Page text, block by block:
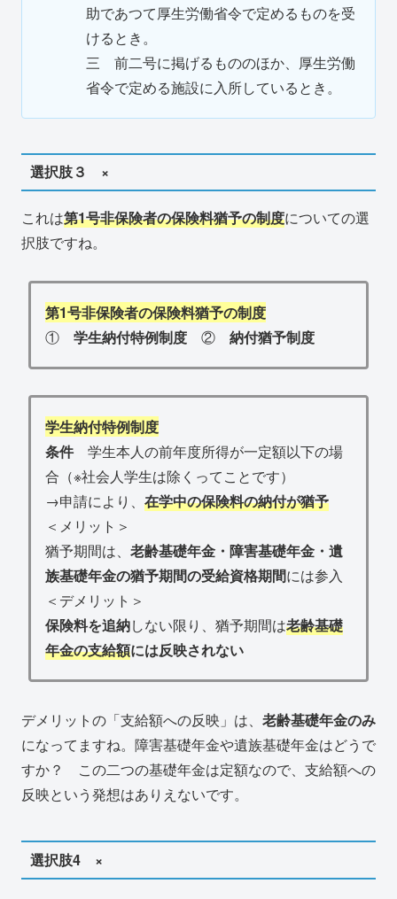
助であつて厚生労働省令で定めるものを受
けるとき。
三 前二号に掲げるもののほか、厚生労働
省令で定める施設に入所しているとき。
選択肢３ ×
これは第1号非保険者の保険料猶予の制度についての選
択肢ですね。
第1号非保険者の保険料猶予の制度
① 学生納付特例制度 ② 納付猶予制度
学生納付特例制度
条件学生本人の前年度所得が一定額以下の場
合（※社会人学生は除くってことです）
→申請により、 在学中の保険料の納付が猶予
＜メリット＞
猶予期間は、 老齢基礎年金・障害基礎年金・遺
族基礎年金の猶予期間の受給資格期間には参入
＜デメリット＞
保険料を追納しない限り、猶予期間は老齢基礎
年金の支給額には反映されない
デメリットの「支給額への反映」は、 老齢基礎年金のみ
になってますね。障害基礎年金や遺族基礎年金はどうで
すか？ この二つの基礎年金は定額なので、支給額への
反映という発想はありえないです。
選択肢4 ×